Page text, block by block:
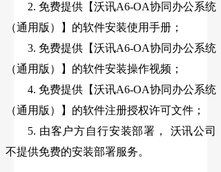
2. 免费提供 【沃讯A6-OA协同办公系统
（通用版）
】 的软件安装使用手册；
3. 免费提供 【沃讯A6-OA协同办公系统
（通用版）
】 的软件安装操作视频；
4. 免费提供 【沃讯A6-OA协同办公系统
（通用版）
】 的软件注册授权许可文件；
5. 由客户方自行安装部署， 沃讯公司
不提供免费的安装部署服务。